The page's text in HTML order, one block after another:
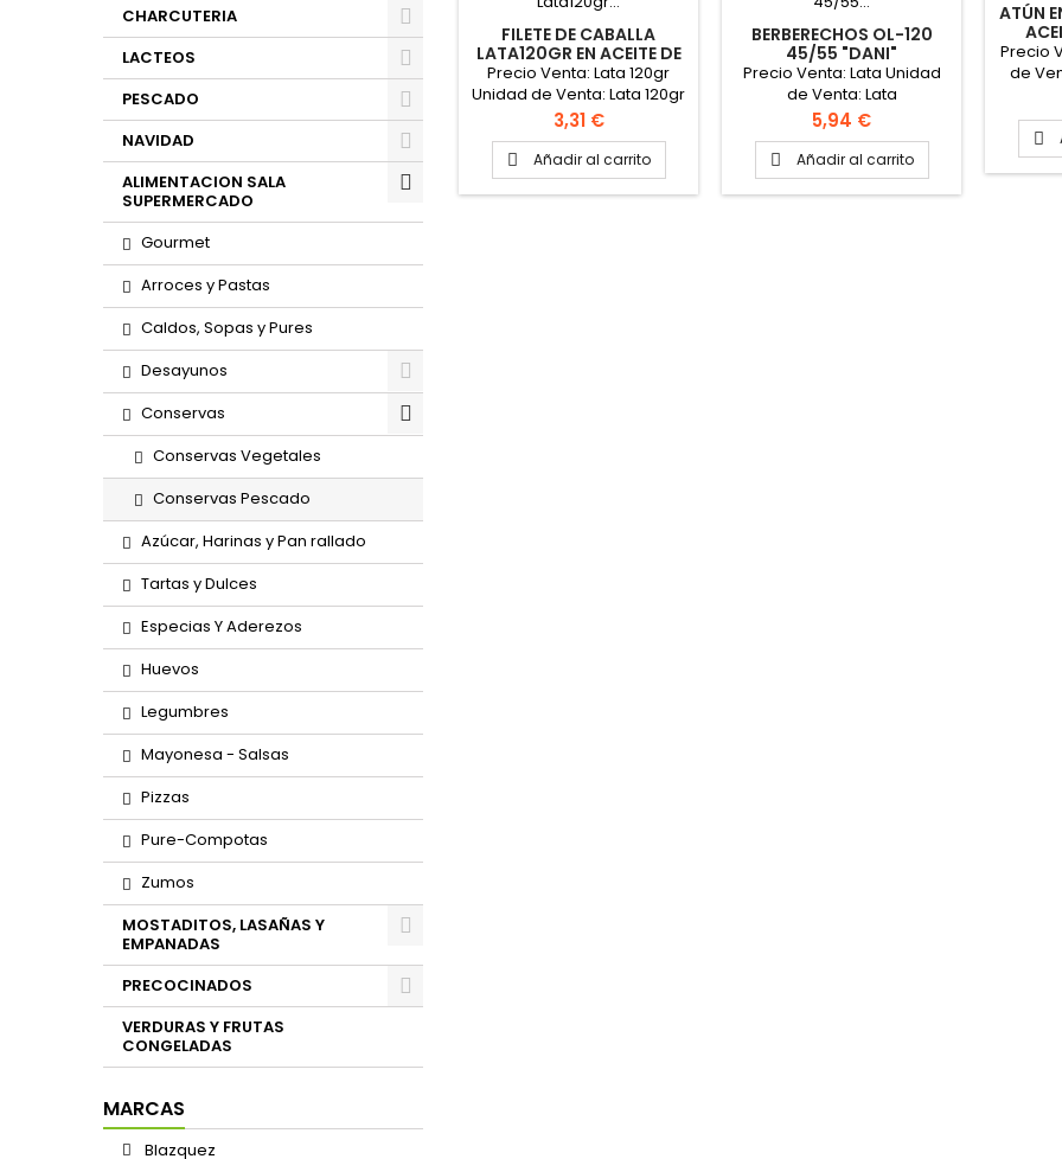
CHARCUTERIA
LACTEOS
PESCADO
NAVIDAD
ALIMENTACION SALA
SUPERMERCADO
Gourmet
Arroces y Pastas
Caldos, Sopas y Pures
Desayunos
Conservas
Conservas Vegetales
Conservas Pescado
Azúcar, Harinas y Pan rallado
Tartas y Dulces
Especias Y Aderezos
Huevos
Legumbres
Mayonesa - Salsas
Pizzas
Pure-Compotas
Zumos
MOSTADITOS, LASAÑAS Y
EMPANADAS
PRECOCINADOS
VERDURAS Y FRUTAS
CONGELADAS
MARCAS
Blazquez
FILETE DE CABALLA
LATA120GR EN ACEITE DE
OLIVA "HERPAC"
Precio Venta: Lata 120gr
Unidad de Venta: Lata 120gr
Formato caja: 24 latas
PINCHAR AQUÍ PARA VER
VIDEO
Precio
3,31 €
 Añadir al carrito
BERBERECHOS OL-120
45/55 "DANI"
Precio Venta: Lata Unidad
de Venta: Lata
Precio
5,94 €
 Añadir al carrito
ATÚN
Precio
de
